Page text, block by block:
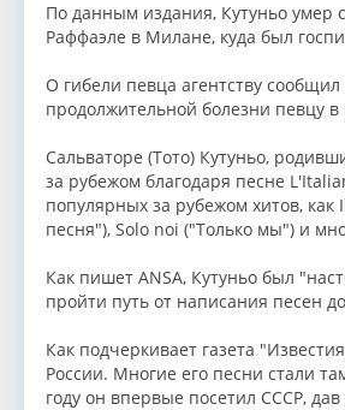
По данным издания, Кутуньо умер
Раффаэле в Милане, куда был
О гибели певца агентству
продолжительной болезни певцу
Сальваторе (Тото) Кутуньо,
за рубежом благодаря песне
популярных за рубежом хитов,
песня"), Solo noi ("Только мы") и
Как пишет ANSA, Кутуньо был
пройти путь от написания песен
Как подчеркивает газета
России. Многие его песни стали
году он впервые посетил СССР,